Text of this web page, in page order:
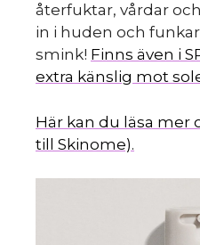
återfuktar, vårdar
in i huden och
smink! Finns även i
extra känslig mot
Här kan du läsa
till Skinome).